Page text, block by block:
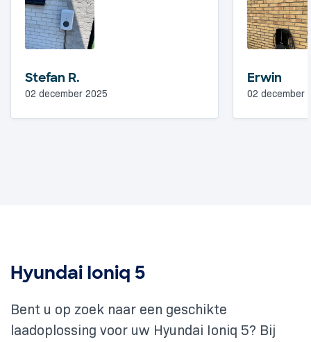
Stefan R.
02 december 2025
Erwin
02 december
Hyundai Ioniq 5
Bent u op zoek naar een geschikte
laadoplossing voor uw Hyundai Ioniq 5? Bij